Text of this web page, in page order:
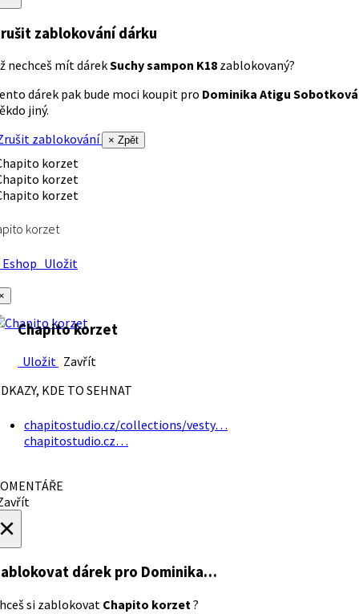
zablokování dárku
nechceš mít dárekSuchy sampon K18 zablokovaný?
dárek pak bude moci koupit pro Dominika Atigu Sobotková
jiný.
zablokování
× Zpět
korzet
Uložit
Chapito korzet
Uložit Zavřít
KDE TO SEHNAT
chapitostudio.cz/collections/vesty…
chapitostudio.cz…
dárek pro Dominika…
si zablokovat Chapito korzet?